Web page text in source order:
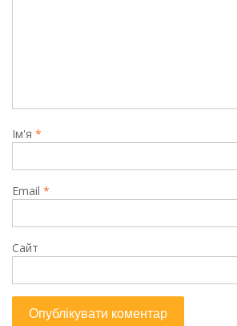
Ім'я *
Email *
Сайт